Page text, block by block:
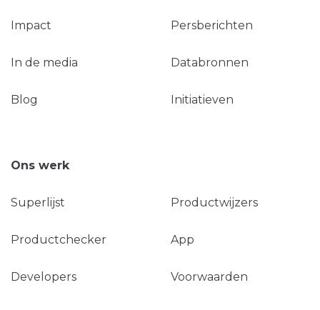
Impact Persberichten
In de media Databronnen
Blog Initiatieven
Ons werk
Superlijst Productwijzers
Productchecker App
Developers Voorwaarden